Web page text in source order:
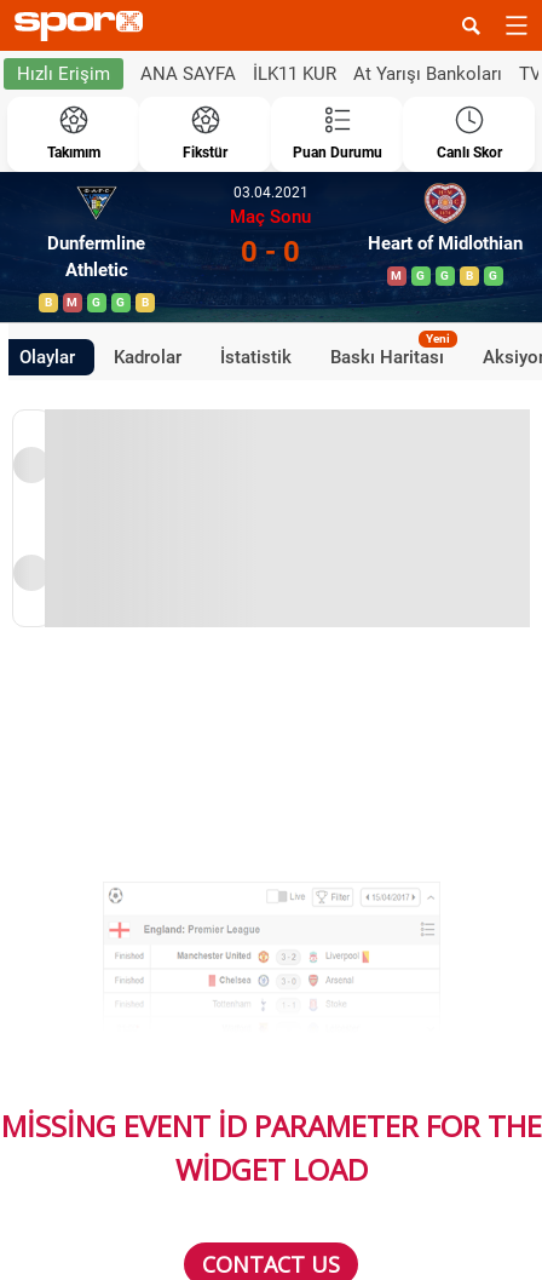
Hızlı Erişim ANA SAYFA İLK11 KUR At Yarışı Bankoları
Takımım Fikstür Puan Durumu Canlı Skor
Dunfermline
Athletic
B M G G B
03.04.2021
Maç Sonu
0 - 0 Heart of Midlothian
M G G B G
Olaylar Kadrolar İstatistik Baskı Haritası
Yeni
MISSING EVENT ID PARAMETER FOR THE
WIDGET LOAD
CONTACT US